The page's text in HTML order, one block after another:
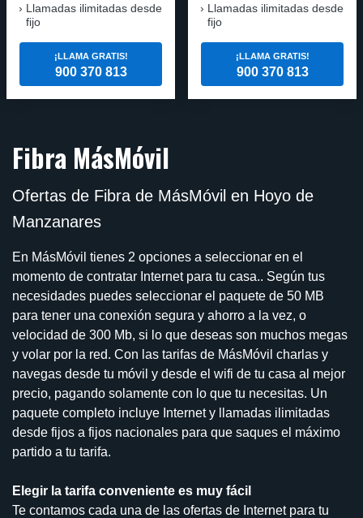
Llamadas ilimitadas desde
fijo
¡LLAMA GRATIS!
900 370 813
Llamadas ilimitadas desde
fijo
¡LLAMA GRATIS!
900 370 813
Fibra MásMóvil
Ofertas de Fibra de MásMóvil en Hoyo de
Manzanares
En MásMóvil tienes 2 opciones a seleccionar en el
momento de contratar Internet para tu casa.. Según tus
necesidades puedes seleccionar el paquete de 50 MB
para tener una conexión segura y ahorro a la vez, o
velocidad de 300 Mb, si lo que deseas son muchos megas
y volar por la red. Con las tarifas de MásMóvil charlas y
navegas desde tu móvil y desde el wifi de tu casa al mejor
precio, pagando solamente con lo que tu necesitas. Un
paquete completo incluye Internet y llamadas ilimitadas
desde fijos a fijos nacionales para que saques el máximo
partido a tu tarifa.
Elegir la tarifa conveniente es muy fácil
Te contamos cada una de las ofertas de Internet para tu